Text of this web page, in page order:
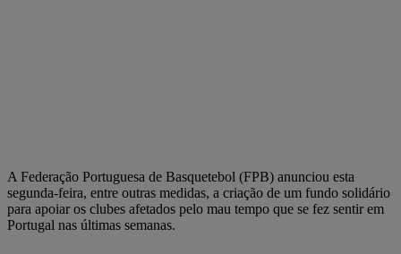
A Federação Portuguesa de Basquetebol (FPB) anunciou esta
segunda-feira, entre outras medidas, a criação de um fundo solidário
para apoiar os clubes afetados pelo mau tempo que se fez sentir em
Portugal nas últimas semanas.